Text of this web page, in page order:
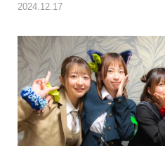
2024.12.17